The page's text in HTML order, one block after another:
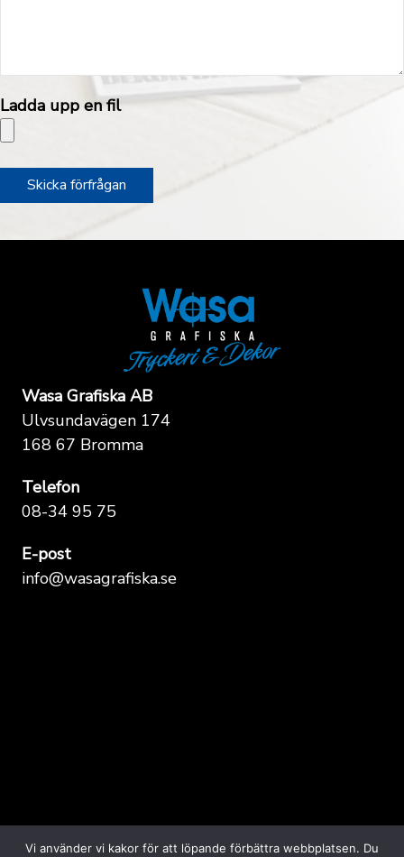
Ladda upp en fil
Wasa Grafiska AB
Ulvsundavägen 174
168 67 Bromma
Telefon
08-34 95 75
E-post
info@wasagrafiska.se
Vi använder vi kakor för att löpande förbättra webbplatsen. Du